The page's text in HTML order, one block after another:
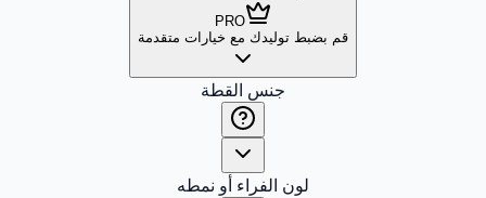
PRO
قم بضبط توليدك مع خيارات متقدمة
جنس القطة
لون الفراء أو نمطه